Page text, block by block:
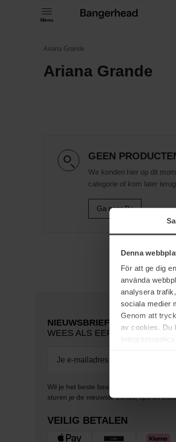
Denna
För att ge dig
använda
analysera
sociala medier
Genom att
av cookies. Du
Integritetspolicy.
Menu
Ariana Grande
Ariana Grande
GEEN
We konden hier op dit
categorie of kom later
Ga naar B
NIEUWSBRIEF
WEES ALS EERSTE OP DE
Wil je het beste beauty-nieuws direct in
sturen je de nieuwste trends, tips en
VEILIG BETALEN